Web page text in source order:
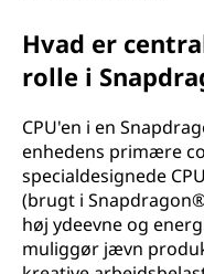
Hvad er
rolle i
CPU'en i en
enhedens primære
specialdesignede
(brugt i
høj ydeevne og
muliggør jævn